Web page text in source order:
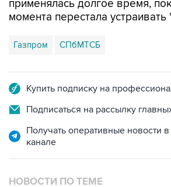
Газпром СПбМТСБ
Подписаться на рассылку
Получать оперативные новости
НОВОСТИ ПО ТЕМЕ
19 апреля 2016 года 13:26